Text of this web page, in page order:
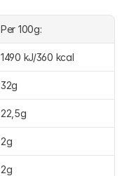
Per 100g:
1490 kJ/360 kcal
32g
22,5g
2g
2g